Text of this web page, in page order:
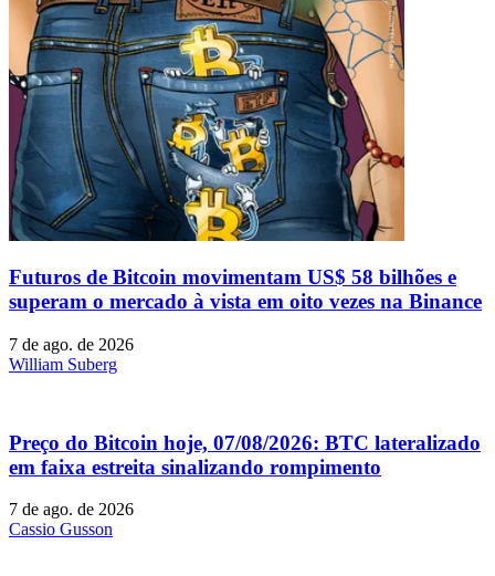
Futuros de Bitcoin movimentam US$ 58 bilhões e
superam o mercado à vista em oito vezes na Binance
7 de ago. de 2026
William Suberg
Preço do Bitcoin hoje, 07/08/2026: BTC lateralizado
em faixa estreita sinalizando rompimento
7 de ago. de 2026
Cassio Gusson